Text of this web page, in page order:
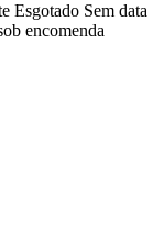
Esgotado Sem data
encomenda